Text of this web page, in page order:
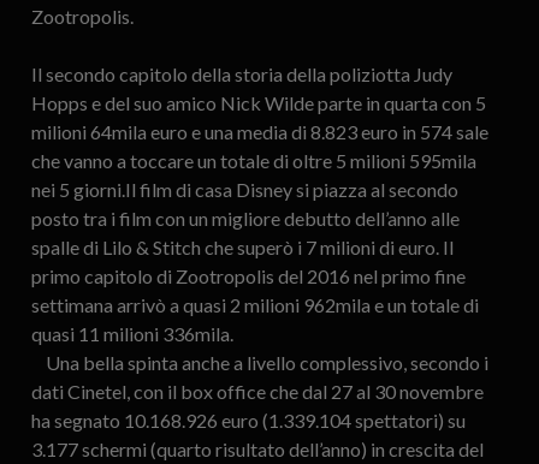
Zootropolis.
Il secondo capitolo della storia della poliziotta Judy
Hopps e del suo amico Nick Wilde parte in quarta con 5
milioni 64mila euro e una media di 8.823 euro in 574 sale
che vanno a toccare un totale di oltre 5 milioni 595mila
nei 5 giorni.Il film di casa Disney si piazza al secondo
posto tra i film con un migliore debutto dell’anno alle
spalle di Lilo & Stitch che superò i 7 milioni di euro. Il
primo capitolo di Zootropolis del 2016 nel primo fine
settimana arrivò a quasi 2 milioni 962mila e un totale di
quasi 11 milioni 336mila.
Una bella spinta anche a livello complessivo, secondo i
dati Cinetel, con il box office che dal 27 al 30 novembre
ha segnato 10.168.926 euro (1.339.104 spettatori) su
3.177 schermi (quarto risultato dell’anno) in crescita del